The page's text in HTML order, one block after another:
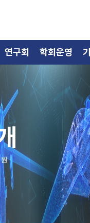
연구회 학회운영